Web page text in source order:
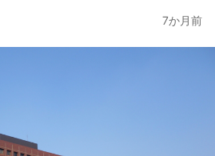
7か月前